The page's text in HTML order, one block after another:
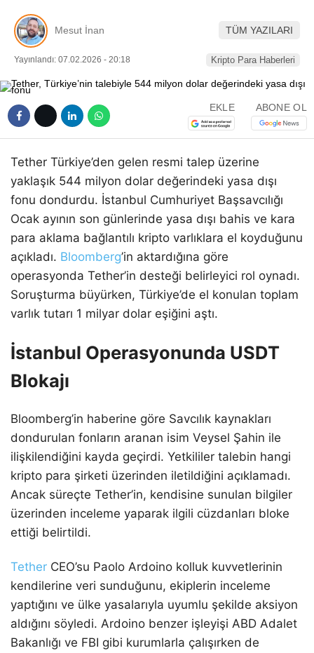
Mesut İnan TÜM YAZILARI
Yayınlandı: 07.02.2026 - 20:18 Kripto Para Haberleri
EKLE ABONE OL
Tether Türkiye’den gelen resmi talep üzerine
yaklaşık 544 milyon dolar değerindeki yasa dışı
fonu dondurdu. İstanbul Cumhuriyet Başsavcılığı
Ocak ayının son günlerinde yasa dışı bahis ve kara
para aklama bağlantılı kripto varlıklara el koyduğunu
açıkladı. Bloomberg’in aktardığına göre
operasyonda Tether’in desteği belirleyici rol oynadı.
Soruşturma büyürken, Türkiye’de el konulan toplam
varlık tutarı 1 milyar dolar eşiğini aştı.
İstanbul Operasyonunda USDT
Blokajı
Bloomberg’in haberine göre Savcılık kaynakları
dondurulan fonların aranan isim Veysel Şahin ile
ilişkilendiğini kayda geçirdi. Yetkililer talebin hangi
kripto para şirketi üzerinden iletildiğini açıklamadı.
Ancak süreçte Tether’in, kendisine sunulan bilgiler
üzerinden inceleme yaparak ilgili cüzdanları bloke
ettiği belirtildi.
Tether CEO’su Paolo Ardoino kolluk kuvvetlerinin
kendilerine veri sunduğunu, ekiplerin inceleme
yaptığını ve ülke yasalarıyla uyumlu şekilde aksiyon
aldığını söyledi. Ardoino benzer işleyişi ABD Adalet
Bakanlığı ve FBI gibi kurumlarla çalışırken de